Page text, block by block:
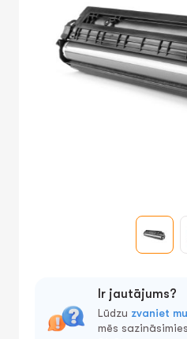
Ir jautājums?
Lūdzu zvaniet
mēs